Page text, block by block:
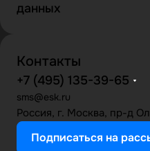
данных
Контакты
+7 (495) 135-39-65
sms@esk.ru
Россия, г. Москва, пр-д
Подписаться на